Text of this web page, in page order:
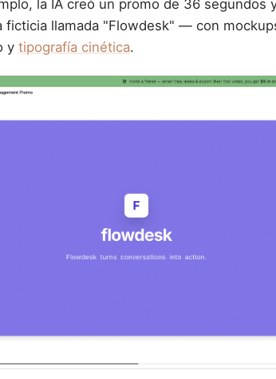
la IA creó un promo de 36 segundos
ficticia llamada "Flowdesk" — con
y tipografía cinética.